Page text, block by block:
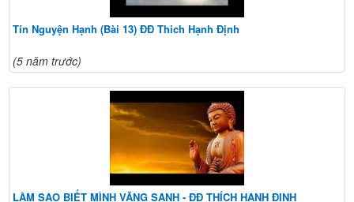
Tín Nguyện Hạnh (Bài 13) ĐĐ Thich Hạnh Định
(5 năm trước)
LÀM SAO BIẾT MÌNH VÃNG SANH - ĐĐ THÍCH HẠNH ĐỊNH